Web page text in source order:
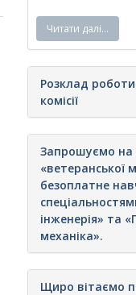
Читати далі…
Розклад роботи
комісії
Запрошуємо на
«ветеранської
безоплатне
інженерія» та
механіка».
Щиро вітаємо